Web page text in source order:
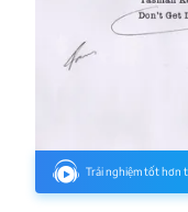
Trải nghiệm tốt hơn